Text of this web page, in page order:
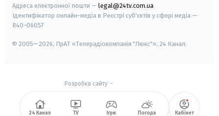
Адреса електронної пошти — legal@24tv.com.ua
Ідентифікатор онлайн-медіа в Реєстрі суб'єктів у сфері медіа —
R40-06057
© 2005—2026, ПрАТ «Телерадіокомпанія "Люкс"», 24 Канал.
Розробка сайту-
24 Канал TV Ігри Погода Кабінет